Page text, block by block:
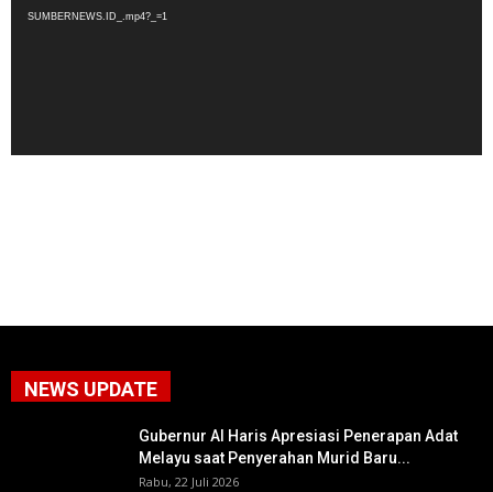
SUMBERNEWS.ID_.mp4?_=1
NEWS UPDATE
Gubernur Al Haris Apresiasi Penerapan Adat
Melayu saat Penyerahan Murid Baru...
Rabu, 22 Juli 2026